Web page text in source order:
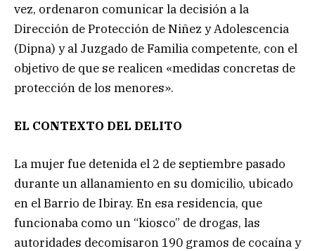
vez, ordenaron comunicar la decisión a la
Dirección de Protección de Niñez y Adolescencia
(Dipna) y al Juzgado de Familia competente, con el
objetivo de que se realicen «medidas concretas de
protección de los menores».
EL CONTEXTO DEL DELITO
La mujer fue detenida el 2 de septiembre pasado
durante un allanamiento en su domicilio, ubicado
en el Barrio de Ibiray. En esa residencia, que
funcionaba como un “kiosco” de drogas, las
autoridades decomisaron 190 gramos de cocaína y